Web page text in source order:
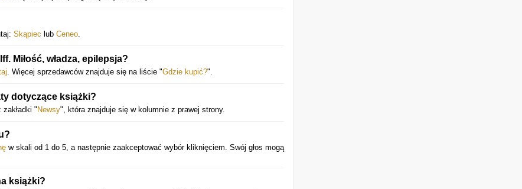
Skąpiec lub Ceneo.
Miłość, władza, epilepsja?
. Więcej sprzedawców znajduje się na liście "Gdzie kupić?".
dotyczące książki?
"Newsy", która znajduje się w kolumnie z prawej strony.
w skali od 1 do 5, a następnie zaakceptować wybór kliknięciem. Swój głos mogą
książki?